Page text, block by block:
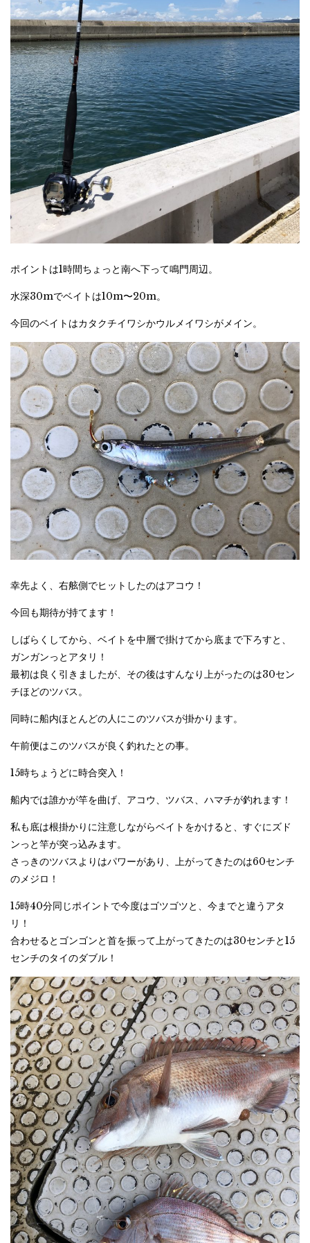
ポイントは1時間ちょっと南へ下って鳴門周辺。
水深30mでベイトは10m〜20m。
今回のベイトはカタクチイワシかウルメイワシがメイン。
幸先よく、右舷側でヒットしたのはアコウ！
今回も期待が持てます！
しばらくしてから、ベイトを中層で掛けてから底まで下ろすと、
ガンガンっとアタリ！
最初は良く引きましたが、その後はすんなり上がったのは30セン
チほどのツバス。
同時に船内ほとんどの人にこのツバスが掛かります。
午前便はこのツバスが良く釣れたとの事。
15時ちょうどに時合突入！
船内では誰かが竿を曲げ、アコウ、ツバス、ハマチが釣れます！
私も底は根掛かりに注意しながらベイトをかけると、すぐにズド
ンっと竿が突っ込みます。
さっきのツバスよりはパワーがあり、上がってきたのは60センチ
のメジロ！
15時40分同じポイントで今度はゴツゴツと、今までと違うアタ
リ！
合わせるとゴンゴンと首を振って上がってきたのは30センチと15
センチのタイのダブル！